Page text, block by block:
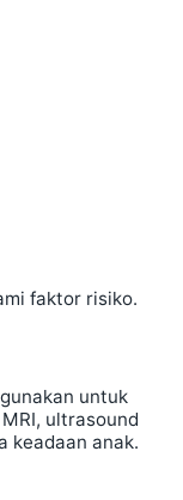
faktor risiko.
untuk
ultrasound
keadaan anak.